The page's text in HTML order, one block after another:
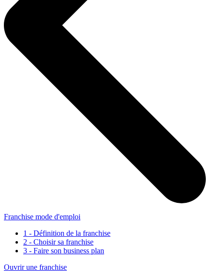
Franchise mode d'emploi
1 - Définition de la franchise
2 - Choisir sa franchise
3 - Faire son business plan
Ouvrir une franchise